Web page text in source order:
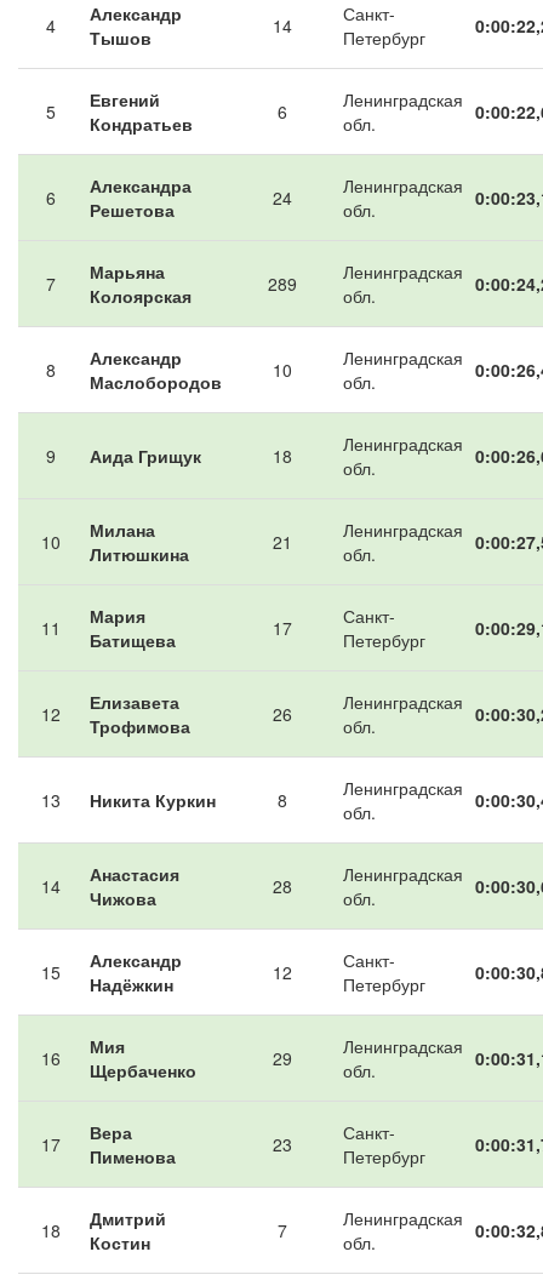
4
Александр
Тышов
14
Санкт-
Петербург
5
Евгений
Кондратьев
6
Ленинградская
обл.
6
Александра
Решетова
24
Ленинградская
обл.
7
Марьяна
Колоярская
289
Ленинградская
обл.
8
Александр
Маслобородов
10
Ленинградская
обл.
9 Аида Грищук 18
Ленинградская
обл.
10
Милана
Литюшкина
21
Ленинградская
обл.
11
Мария
Батищева
17
Санкт-
Петербург
12
Елизавета
Трофимова
26
Ленинградская
обл.
13 Никита Куркин 8
Ленинградская
обл.
14
Анастасия
Чижова
28
Ленинградская
обл.
15
Александр
Надёжкин
12
Санкт-
Петербург
16
Мия
Щербаченко
29
Ленинградская
обл.
17
Вера
Пименова
23
Санкт-
Петербург
18
Дмитрий
Костин
7
Ленинградская
обл.